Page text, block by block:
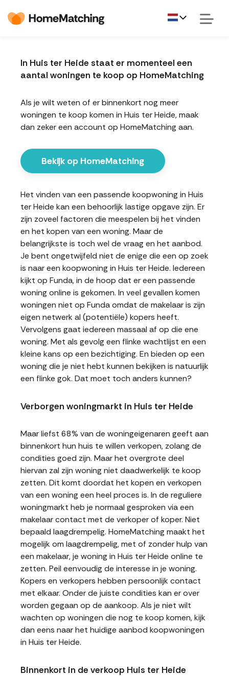
In Huis ter Heide staat er momenteel een
aantal woningen te koop op HomeMatching
Als je wilt weten of er binnenkort nog meer
woningen te koop komen in Huis ter Heide, maak
dan zeker een account op HomeMatching aan.
Bekijk op HomeMatching
Het vinden van een passende koopwoning in Huis
ter Heide kan een behoorlijk lastige opgave zijn. Er
zijn zoveel factoren die meespelen bij het vinden
en het kopen van een woning. Maar de
belangrijkste is toch wel de vraag en het aanbod.
Je bent ongetwijfeld niet de enige die een op zoek
is naar een koopwoning in Huis ter Heide. Iedereen
kijkt op Funda, in de hoop dat er een passende
woning online is gekomen. In veel gevallen komen
woningen niet op Funda omdat de makelaar is zijn
eigen netwerk al (potentiële) kopers heeft.
Vervolgens gaat iedereen massaal af op die ene
woning. Met als gevolg een flinke wachtlijst en een
kleine kans op een bezichtiging. En bieden op een
woning die je niet hebt kunnen bekijken is natuurlijk
een flinke gok. Dat moet toch anders kunnen?
Verborgen woningmarkt in Huis ter Heide
Maar liefst 68% van de woningeigenaren geeft aan
binnenkort hun huis te willen verkopen, zolang de
condities goed zijn. Maar het overgrote deel
hiervan zal zijn woning niet daadwerkelijk te koop
zetten. Dit komt doordat het kopen en verkopen
van een woning een heel proces is. In de reguliere
woningmarkt heb je normaal gesproken via een
makelaar contact met de verkoper of koper. Niet
bepaald laagdrempelig. HomeMatching maakt het
mogelijk om laagdrempelig, met of zonder hulp van
een makelaar, je woning in Huis ter Heide online te
zetten. Peil eenvoudig de interesse in je woning.
Kopers en verkopers hebben persoonlijk contact
met elkaar. Onder de juiste condities kan er over
worden gegaan op de aankoop. Als je niet wilt
wachten op woningen die nog te koop komen, kijk
dan eens naar het huidige aanbod koopwoningen
in Huis ter Heide.
Binnenkort in de verkoop Huis ter Heide